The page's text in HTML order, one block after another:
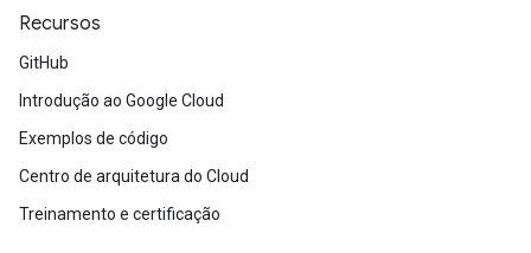
Recursos
GitHub
Introdução ao Google Cloud
Exemplos de código
Centro de arquitetura do Cloud
Treinamento e certificação